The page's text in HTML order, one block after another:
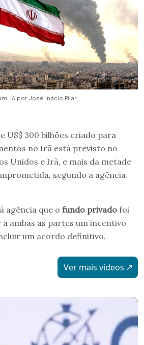
IA por José Inácio Pilar
US$ 300 bilhões criado para
no Irã está previsto no
Unidos e Irã, e mais da metade
segundo a agência
agência que o fundo privado foi
ambas as partes um incentivo
um acordo definitivo.
Ver mais vídeos